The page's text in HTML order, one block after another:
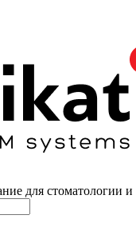
для стоматологии